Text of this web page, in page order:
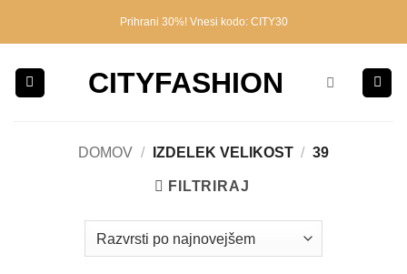
Prihrani 30%! Vnesi kodo: CITY30
CITYFASHION
DOMOV / IZDELEK VELIKOST / 39
FILTRIRAJ